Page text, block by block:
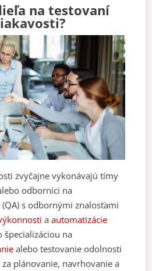
na testovaní
zvyčajne vykonávajú tímy
odborníci na
(QA) s odbornými znalosťami
aautomatizácie
špecializáciou na
alebo testovanie odolnosti
plánovanie, navrhovanie a